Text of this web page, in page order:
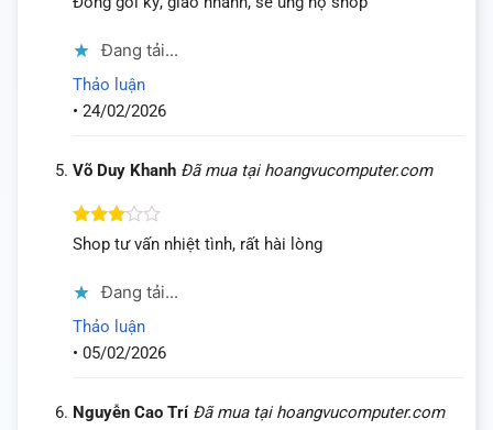
hạng 5
Đang tải...
Thảo luận
• 24/02/2026
Võ Duy Khanh Đã mua tại hoangvucomputer.com
Được
5 sao
Shop tư vấn nhiệt tình, rất hài lòng
Đang tải...
Thảo luận
• 05/02/2026
Nguyễn Cao Trí Đã mua tại hoangvucomputer.com